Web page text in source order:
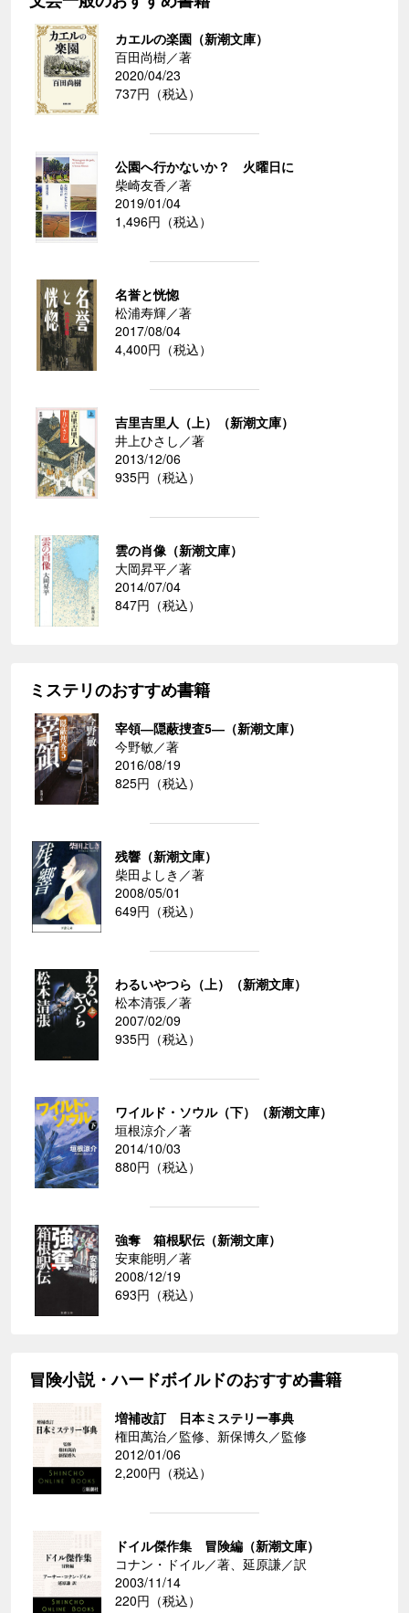
カエルの楽園（新潮文庫）
百田尚樹／著
2020/04/23
737円（税込）
公園へ行かないか？ 火曜日に
柴崎友香／著
2019/01/04
1,496円（税込）
名誉と恍惚
松浦寿輝／著
2017/08/04
4,400円（税込）
吉里吉里人（上）（新潮文庫）
井上ひさし／著
2013/12/06
935円（税込）
雲の肖像（新潮文庫）
大岡昇平／著
2014/07/04
847円（税込）
ミステリのおすすめ書籍
宰領―隠蔽捜査5―（新潮文庫）
今野敏／著
2016/08/19
825円（税込）
残響（新潮文庫）
柴田よしき／著
2008/05/01
649円（税込）
わるいやつら（上）（新潮文庫）
松本清張／著
2007/02/09
935円（税込）
ワイルド・ソウル（下）（新潮文庫）
垣根涼介／著
2014/10/03
880円（税込）
強奪 箱根駅伝（新潮文庫）
安東能明／著
2008/12/19
693円（税込）
冒険小説・ハードボイルドのおすすめ書籍
増補改訂 日本ミステリー事典
権田萬治／監修、新保博久／監修
2012/01/06
2,200円（税込）
ドイル傑作集 冒険編（新潮文庫）
コナン・ドイル／著、延原謙／訳
2003/11/14
220円（税込）